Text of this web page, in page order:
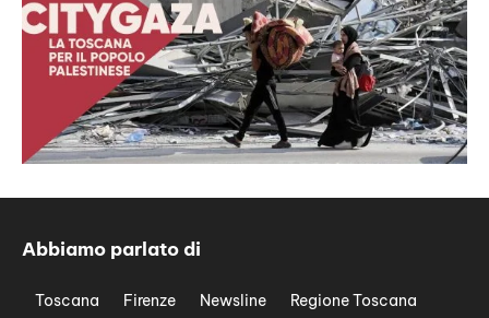
Abbiamo parlato di
Toscana Firenze Newsline
Regione Toscana